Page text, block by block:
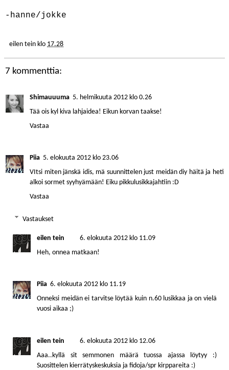
-hanne/jokke
eilen tein klo 17.28
7 kommenttia:
Shimauuuma 5. helmikuuta 2012 klo 0.26
Tää ois kyl kiva lahjaidea! Eikun korvan taakse!
Vastaa
Piia 5. elokuuta 2012 klo 23.06
VItsi miten jänskä idis, mä suunnittelen just meidän diy häitä ja heti
alkoi sormet syyhyämään! Eiku pikkulusikkajahtiin :D
Vastaa
Vastaukset
eilen tein
6. elokuuta 2012 klo 11.09
Heh, onnea matkaan!
Piia 6. elokuuta 2012 klo 11.19
Onneksi meidän ei tarvitse löytää kuin n.60 lusikkaa ja on vielä
vuosi aikaa ;)
eilen tein
6. elokuuta 2012 klo 12.06
Aaa..kyllä sit semmonen määrä tuossa ajassa löytyy :)
Suosittelen kierrätyskeskuksia ja fidoja/spr kirppareita :)